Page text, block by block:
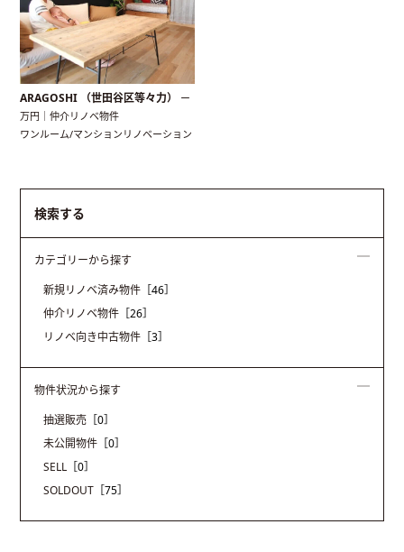
ARAGOSHI （世田谷区等々力）
ー
万円｜仲介リノベ物件
ワンルーム/マンションリノベーション
検索する
カテゴリーから探す
新規リノベ済み物件 ［46］
仲介リノベ物件 ［26］
リノベ向き中古物件 ［3］
物件状況から探す
抽選販売 ［0］
未公開物件 ［0］
SELL ［0］
SOLDOUT ［75］